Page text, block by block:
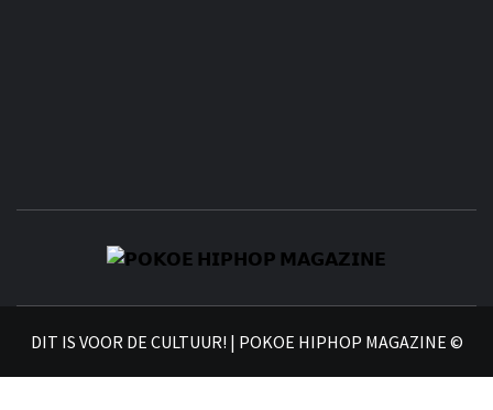
DIT IS VOOR DE CULTUUR! | POKOE HIPHOP MAGAZINE ©